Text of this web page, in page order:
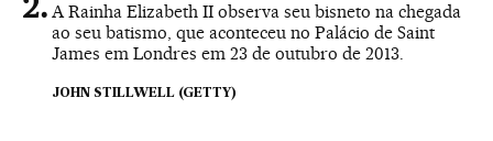
A Rainha Elizabeth II observa seu bisneto na chegada
ao seu batismo, que aconteceu no Palácio de Saint
James em Londres em 23 de outubro de 2013.
JOHN STILLWELL (GETTY)